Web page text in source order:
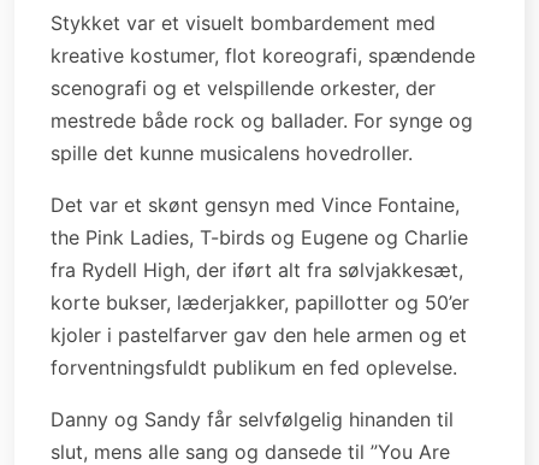
Stykket var et visuelt bombardement med
kreative kostumer, flot koreografi, spændende
scenografi og et velspillende orkester, der
mestrede både rock og ballader. For synge og
spille det kunne musicalens hovedroller.
Det var et skønt gensyn med Vince Fontaine,
the Pink Ladies, T-birds og Eugene og Charlie
fra Rydell High, der iført alt fra sølvjakkesæt,
korte bukser, læderjakker, papillotter og 50’er
kjoler i pastelfarver gav den hele armen og et
forventningsfuldt publikum en fed oplevelse.
Danny og Sandy får selvfølgelig hinanden til
slut, mens alle sang og dansede til ”You Are